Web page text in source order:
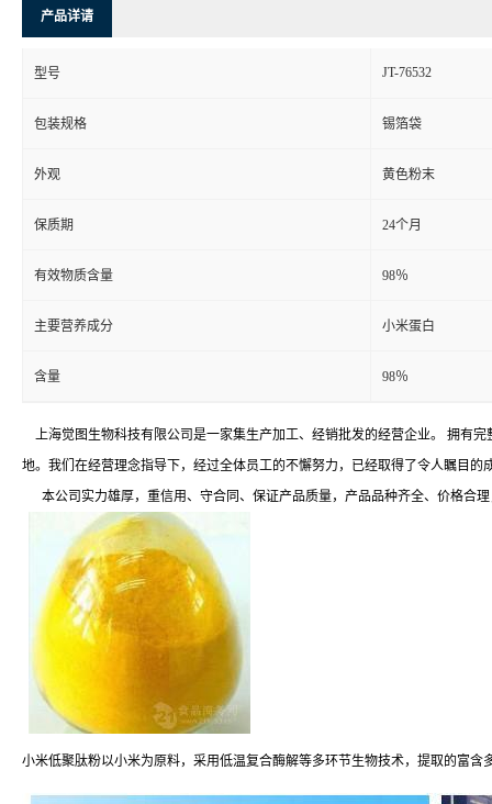
产品详请
型号 JT-76532
包装规格 锡箔袋
外观 黄色粉末
保质期 24个月
有效物质含量 98％
主要营养成分 小米蛋白
含量 98％
上海觉图生物科技有限公司是一家集生产加工、经销批发的经营企业。 拥有
地。我们在经营理念指导下，经过全体员工的不懈努力，已经取得了令人瞩目
本公司实力雄厚，重信用、守合同、保证产品质量，产品品种齐全、价格合
小米低聚肽粉以小米为原料，采用低温复合酶解等多环节生物技术，提取的富